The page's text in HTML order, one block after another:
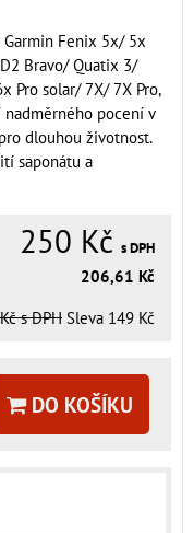
Garmin Fenix 5x/ 5x
Bravo/ Quatix 3/
Pro solar/ 7X/ 7X Pro,
nadměrného pocení v
dlouhou životnost.
saponátu a
250 Kč s DPH
206,61 Kč
s DPH Sleva 149 Kč
DO KOŠÍKU